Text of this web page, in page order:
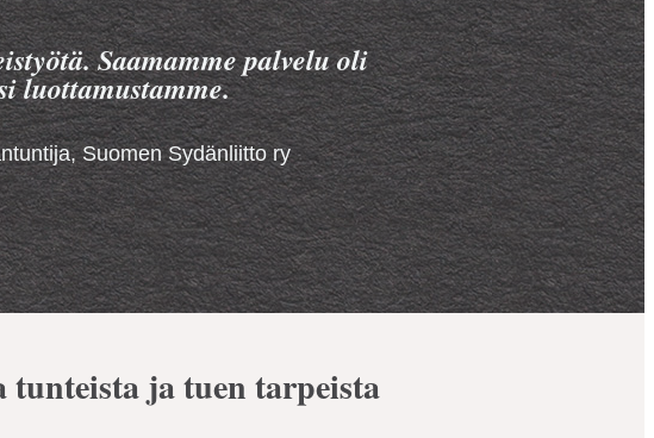
Saamamme palvelu oli
luottamustamme.
Suomen Sydänliitto ry
tunteista ja tuen tarpeista